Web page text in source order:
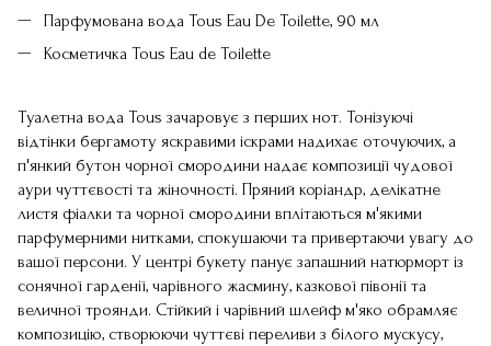
Парфумована вода Tous Eau De Toilette, 90 мл
Косметичка Tous Eau de Toilette
Туалетна вода Tous зачаровує з перших нот. Тонізуючі
відтінки бергамоту яскравими іскрами надихає оточуючих, а
п'янкий бутон чорної смородини надає композиції чудової
аури чуттєвості та жіночності. Пряний коріандр, делікатне
листя фіалки та чорної смородини вплітаються м'якими
парфумерними нитками, спокушаючи та привертаючи увагу до
вашої персони. У центрі букету панує запашний натюрморт із
сонячної гарденії, чарівного жасмину, казкової півонії та
величної троянди. Стійкий і чарівний шлейф м'яко обрамляє
композицію, створюючи чуттєві переливи з білого мускусу,